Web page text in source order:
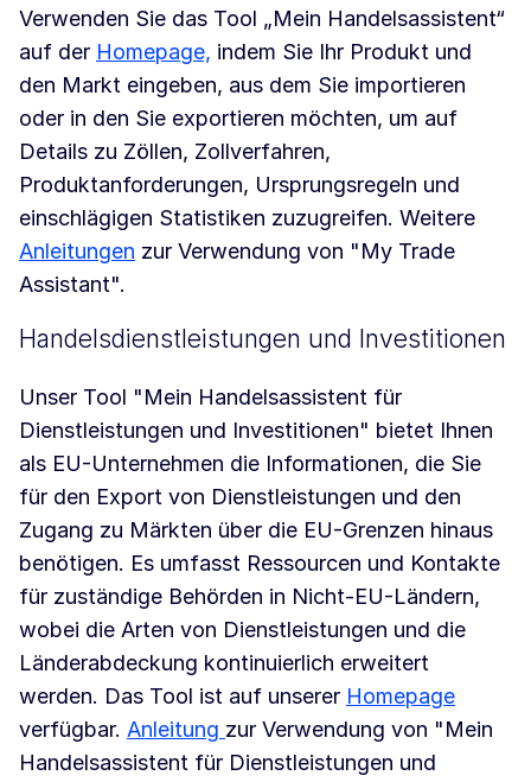
Verwenden Sie das Tool „Mein Handelsassistent“
auf der Homepage, indem Sie Ihr Produkt und
den Markt eingeben, aus dem Sie importieren
oder in den Sie exportieren möchten, um auf
Details zu Zöllen, Zollverfahren,
Produktanforderungen, Ursprungsregeln und
einschlägigen Statistiken zuzugreifen. Weitere
Anleitungen zur Verwendung von "My Trade
Assistant".
Handelsdienstleistungen und Investitionen
Unser Tool "Mein Handelsassistent für
Dienstleistungen und Investitionen" bietet Ihnen
als EU-Unternehmen die Informationen, die Sie
für den Export von Dienstleistungen und den
Zugang zu Märkten über die EU-Grenzen hinaus
benötigen. Es umfasst Ressourcen und Kontakte
für zuständige Behörden in Nicht-EU-Ländern,
wobei die Arten von Dienstleistungen und die
Länderabdeckung kontinuierlich erweitert
werden. Das Tool ist auf unserer Homepage
verfügbar. Anleitung zur Verwendung von "Mein
Handelsassistent für Dienstleistungen und